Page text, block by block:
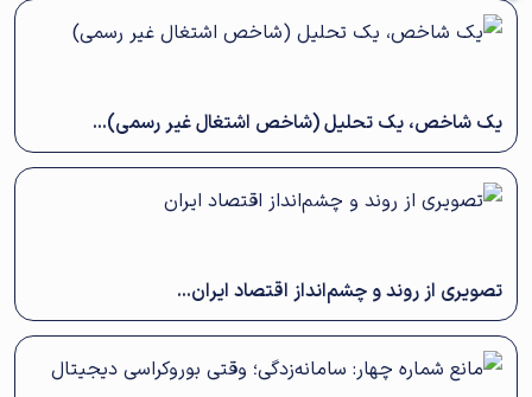
یک شاخص، یک تحلیل (شاخص اشتغال غیر رسمی)...
تصویری از روند و چشم‌انداز اقتصاد ایران...